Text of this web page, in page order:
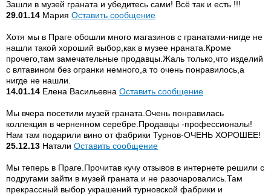
Зашли в музей граната и убедитесь сами! Всё так и есть !!!
29.01.14 Мария Оставить сообщение
Хотя мы в Праге обошли много магазинов с гранатами-нигде не
нашли такой хороший выбор,как в музее нраната.Кроме
прочего,там замечательные продавцы.Жаль только,что изделий
с влтавином без огранки немного,а то очень понравилось,а
нигде не нашли.
14.01.14 Елена Васильевна Оставить сообщение
Мы вчера посетили музей граната.Очень понравилась
коллекция в черненном серебре.Продавцы -профессионалы!
Нам там подарили вино от фабрики Турнов-ОЧЕНЬ ХОРОШЕЕ!
25.12.13 Натали Оставить сообщение
Мы теперь в Праге.Прочитав кучу отзывов в интернете решили с
подругами зайти в музей граната и не разочаровались.Там
прекрассный выбор украшений турновской фабрики и